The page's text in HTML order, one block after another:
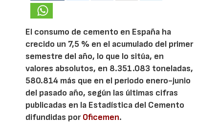
El consumo de cemento en España ha
crecido un 7,5 % en el acumulado del primer
semestre del año, lo que lo sitúa, en
valores absolutos, en 8.351.083 toneladas,
580.814 más que en el periodo enero-junio
del pasado año, según las últimas cifras
publicadas en la Estadística del Cemento
difundidas porOficemen.